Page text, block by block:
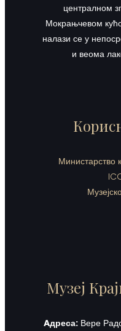
централном
Мокрањчевом
налази се у
и веома
Министарство
Музеј
Aдреса: Вере